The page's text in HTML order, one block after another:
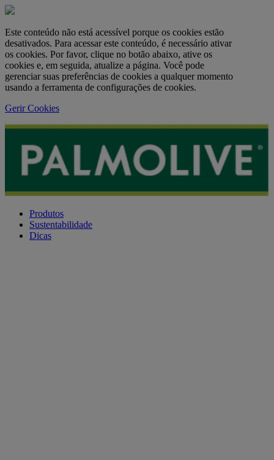
Este conteúdo não está acessível porque os cookies estão
desativados. Para acessar este conteúdo, é necessário ativar
os cookies. Por favor, clique no botão abaixo, ative os
cookies e, em seguida, atualize a página. Você pode
gerenciar suas preferências de cookies a qualquer momento
usando a ferramenta de configurações de cookies.
Gerir Cookies
Produtos
Sustentabilidade
Dicas